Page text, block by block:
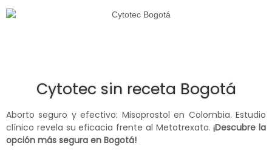
Cytotec sin receta Bogotá
Aborto seguro y efectivo: Misoprostol en Colombia. Estudio
clínico revela su eficacia frente al Metotrexato.¡Descubre la
opción más segura en Bogotá!